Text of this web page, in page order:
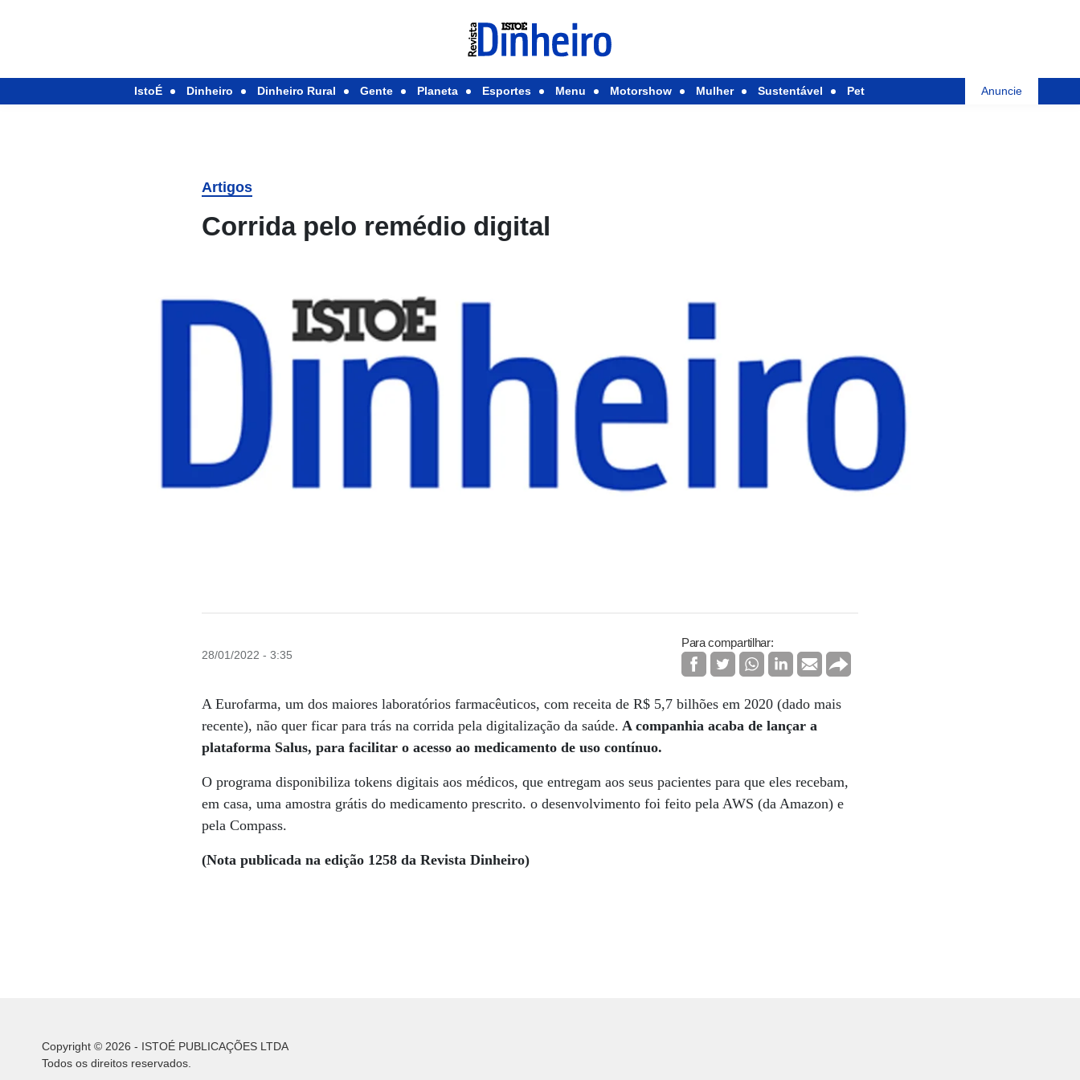
IstoÉ Dinheiro Dinheiro Rural Gente Planeta Esportes Menu Motorshow Mulher Sustentável Pet Anuncie
Artigos
Corrida pelo remédio digital
28/01/2022 - 3:35
Para compartilhar:
A Eurofarma, um dos maiores laboratórios farmacêuticos, com receita de R$ 5,7 bilhões em 2020 (dado mais
recente), não quer ficar para trás na corrida pela digitalização da saúde. A companhia acaba de lançar a
plataforma Salus, para facilitar o acesso ao medicamento de uso contínuo.
O programa disponibiliza tokens digitais aos médicos, que entregam aos seus pacientes para que eles recebam,
em casa, uma amostra grátis do medicamento prescrito. o desenvolvimento foi feito pela AWS (da Amazon) e
pela Compass.
(Nota publicada na edição 1258 da Revista Dinheiro)
Copyright © 2026 - ISTOÉ PUBLICAÇÕES LTDA
Todos os direitos reservados.